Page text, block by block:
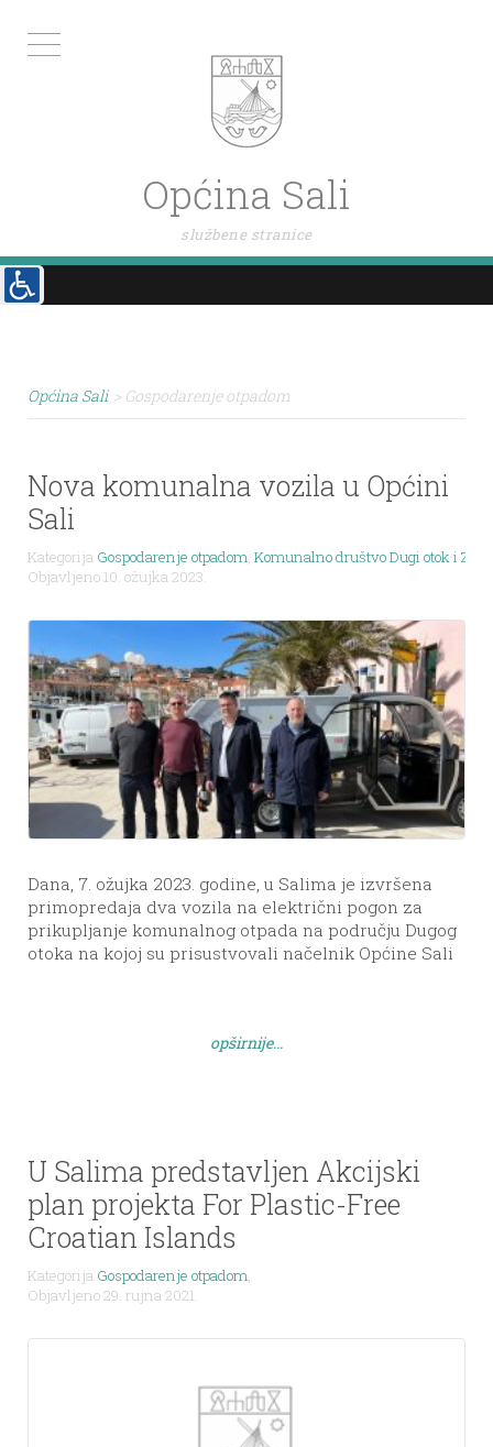
Općina Sali
službene stranice
Općina Sali > Gospodarenje otpadom
Nova komunalna vozila u Općini
Sali
Kategorija Gospodarenje otpadom, Komunalno društvo Dugi otok i
Objavljeno 10. ožujka 2023.
Dana, 7. ožujka 2023. godine, u Salima je izvršena
primopredaja dva vozila na električni pogon za
prikupljanje komunalnog otpada na području Dugog
otoka na kojoj su prisustvovali načelnik Općine Sali
vozila je predao Željko […]opširnije...
U Salima predstavljen Akcijski
plan projekta For Plastic-Free
Croatian Islands
Kategorija Gospodarenje otpadom,
Objavljeno 29. rujna 2021.